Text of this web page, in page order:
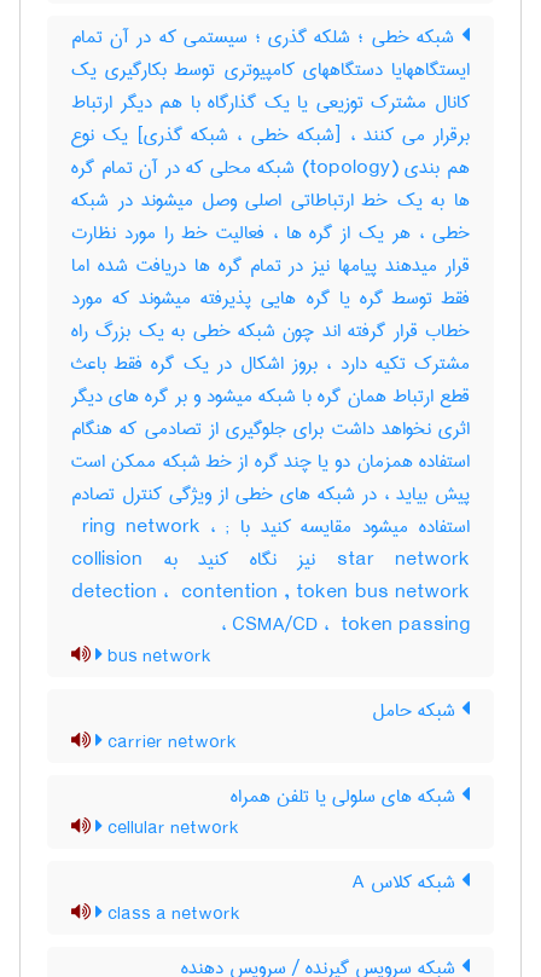
شبکه خطی ؛ شلکه گذری ؛ سیستمی که در آن تمام
ایستگاههایا دستگاههای کامپیوتری توسط بکارگیری یک
کانال مشترک توزیعی یا یک گذارگاه با هم دیگر ارتباط
برقرار می کنند ، [شبکه خطی ، شبکه گذری] یک نوع
هم بندی (‎topology) شبکه محلی که در آن تمام گره
ها به یک خط ارتباطاتی اصلی وصل میشوند در شبکه
خطی ، هر یک از گره ها ، فعالیت خط را مورد نظارت
قرار میدهند پیامها نیز در تمام گره ها دریافت شده اما
فقط توسط گره یا گره هایی پذیرفته میشوند که مورد
خطاب قرار گرفته اند چون شبکه خطی به یک بزرگ راه
مشترک تکیه دارد ، بروز اشکال در یک گره فقط باعث
قطع ارتباط همان گره با شبکه میشود و بر گره های دیگر
اثری نخواهد داشت برای جلوگیری از تصادمی که هنگام
استفاده همزمان دو یا چند گره از خط شبکه ممکن است
پیش بیاید ، در شبکه های خطی از ویژگی کنترل تصادم
استفاده میشود مقایسه کنید با ‎ ring network ، ‎;
star network نیز نگاه کنید به ‎collision
detection ، ‎ contention , token bus network
، ‎CSMA/CD ، ‎ token passing
bus network
شبکه حامل
carrier network
شبکه های سلولی یا تلفن همراه
cellular network
شبکه کلاس A
class a network
شبکه سرویس گیرنده / سرویس دهنده